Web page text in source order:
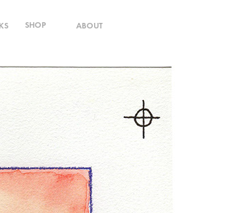
SHOP ABOUT